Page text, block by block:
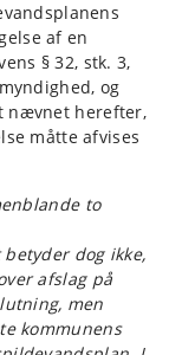
af en
§ 32, stk. 3,
og
nævnet herefter,
måtte afvises
to
dog ikke,
afslag på
men
kommunens